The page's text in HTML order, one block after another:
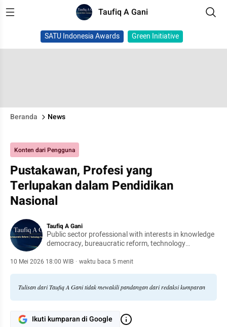
Taufiq A Gani
SATU Indonesia Awards Green Initiative
Beranda News
Konten dari Pengguna
Pustakawan, Profesi yang
Terlupakan dalam Pendidikan
Nasional
Taufiq A Gani
Public sector professional with interests in knowledge
democracy, bureaucratic reform, technology
10 Mei 2026 18:00 WIB · waktu baca 5 menit
Tulisan dari Taufiq A Gani tidak mewakili pandangan dari redaksi kumparan
Ikuti kumparan di Google